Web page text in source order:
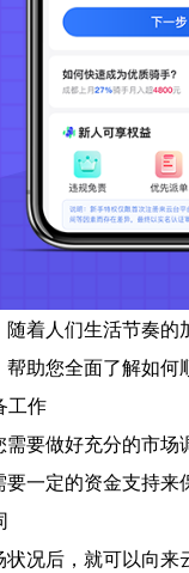
着人们生活节奏
助您全面了解如何
工作
要做好充分的市
一定的资金支持
况后，就可以向